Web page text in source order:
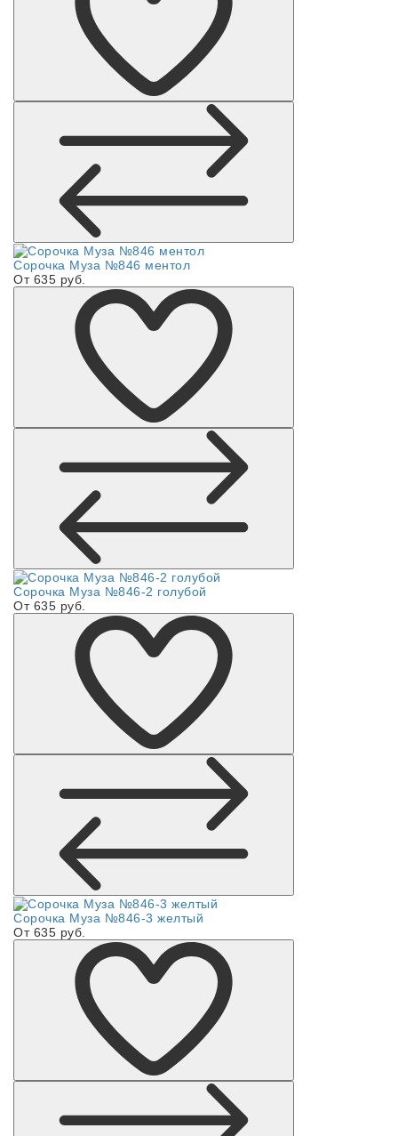
Сорочка Муза №846 ментол
От 635 руб.
Сорочка Муза №846-2 голубой
От 635 руб.
Сорочка Муза №846-3 желтый
От 635 руб.